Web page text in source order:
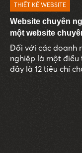
THIẾT KẾ WEBSITE
Website chuyên
một website
Đối với các doanh
nghiệp là một
đây là 12 tiêu chí